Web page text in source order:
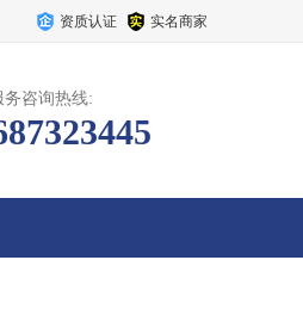
资质认证 实名商家
务咨询热线: